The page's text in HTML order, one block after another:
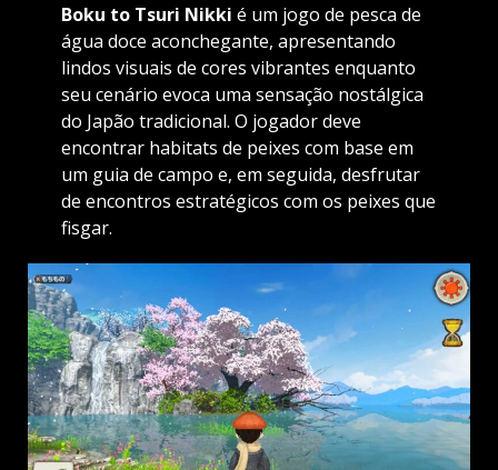
Boku to Tsuri Nikki é um jogo de pesca de
água doce aconchegante, apresentando
lindos visuais de cores vibrantes enquanto
seu cenário evoca uma sensação nostálgica
do Japão tradicional. O jogador deve
encontrar habitats de peixes com base em
um guia de campo e, em seguida, desfrutar
de encontros estratégicos com os peixes que
fisgar.